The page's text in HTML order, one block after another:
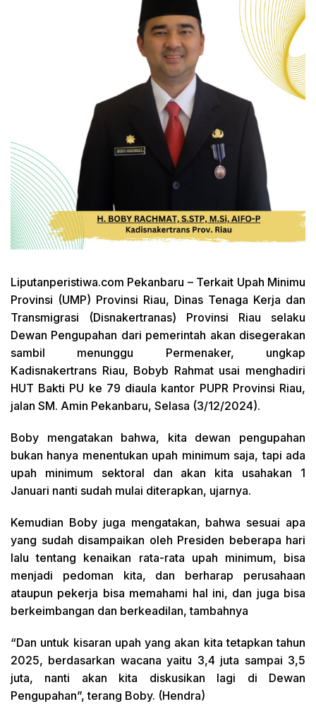
Liputanperistiwa.com Pekanbaru – Terkait Upah Minimu
Provinsi (UMP) Provinsi Riau, Dinas Tenaga Kerja dan
Transmigrasi (Disnakertranas) Provinsi Riau selaku
Dewan Pengupahan dari pemerintah akan disegerakan
sambil menunggu Permenaker, ungkap
Kadisnakertrans Riau, Bobyb Rahmat usai menghadiri
HUT Bakti PU ke 79 diaula kantor PUPR Provinsi Riau,
jalan SM. Amin Pekanbaru, Selasa (3/12/2024).
Boby mengatakan bahwa, kita dewan pengupahan
bukan hanya menentukan upah minimum saja, tapi ada
upah minimum sektoral dan akan kita usahakan 1
Januari nanti sudah mulai diterapkan, ujarnya.
Kemudian Boby juga mengatakan, bahwa sesuai apa
yang sudah disampaikan oleh Presiden beberapa hari
lalu tentang kenaikan rata-rata upah minimum, bisa
menjadi pedoman kita, dan berharap perusahaan
ataupun pekerja bisa memahami hal ini, dan juga bisa
berkeimbangan dan berkeadilan, tambahnya
“Dan untuk kisaran upah yang akan kita tetapkan tahun
2025, berdasarkan wacana yaitu 3,4 juta sampai 3,5
juta, nanti akan kita diskusikan lagi di Dewan
Pengupahan”, terang Boby. (Hendra)